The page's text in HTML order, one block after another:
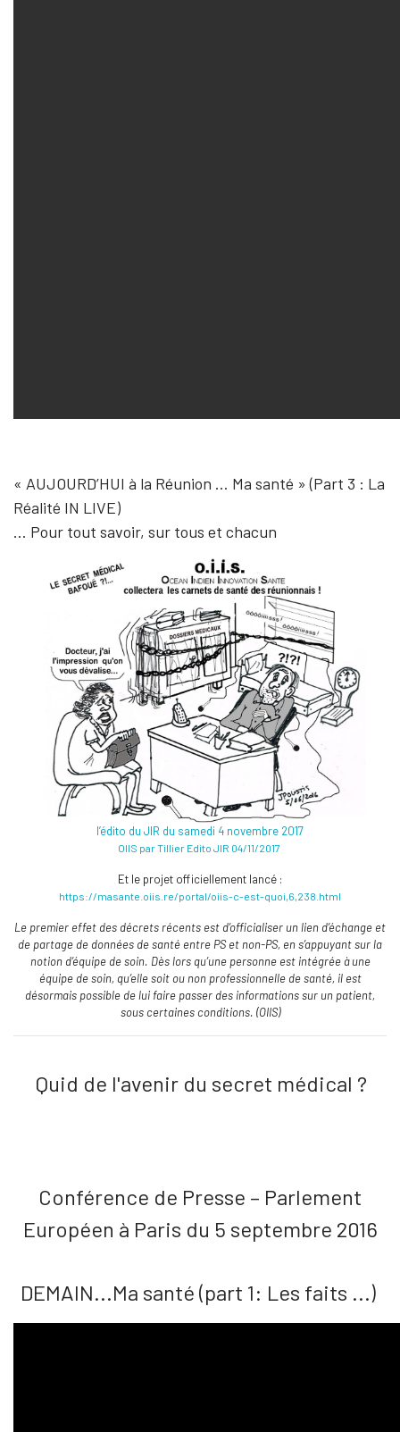
« AUJOURD’HUI à la Réunion … Ma santé » (Part 3 : La
Réalité IN LIVE)
… Pour tout savoir, sur tous et chacun
l’édito du JIR du samedi 4 novembre 2017
OIIS par Tillier Edito JIR 04/11/2017
Et le projet officiellement lancé :
https://masante.oiis.re/portal/oiis-c-est-quoi,6,238.html
Le premier effet des décrets récents est d’officialiser un lien d’échange et
de partage de données de santé entre PS et non-PS, en s’appuyant sur la
notion d’équipe de soin. Dès lors qu’une personne est intégrée à une
équipe de soin, qu’elle soit ou non professionnelle de santé, il est
désormais possible de lui faire passer des informations sur un patient,
sous certaines conditions. (OIIS)
Quid de l'avenir du secret médical ?
Conférence de Presse – Parlement
Européen à Paris du 5 septembre 2016
DEMAIN...Ma santé (part 1: Les faits ...)